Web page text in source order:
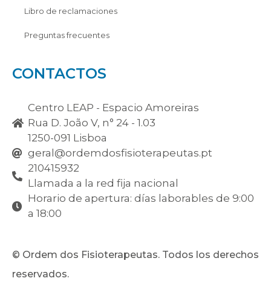
Libro de reclamaciones
Preguntas frecuentes
CONTACTOS
Centro LEAP - Espacio Amoreiras
Rua D. João V, n° 24 - 1.03
1250-091 Lisboa
geral@ordemdosfisioterapeutas.pt
210415932
Llamada a la red fija nacional
Horario de apertura: días laborables de 9:00
a 18:00
© Ordem dos Fisioterapeutas. Todos los derechos
reservados.